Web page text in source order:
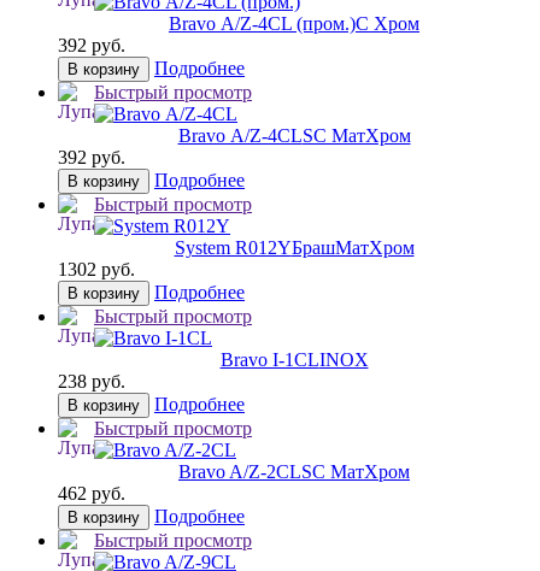
Bravo А/Z-4CL (пром.)C Хром
392 руб.
В корзину
Подробнее
Быстрый просмотр
Bravo А/Z-4CLSC МатХром
392 руб.
В корзину
Подробнее
Быстрый просмотр
System R012YБрашМатХром
1302 руб.
В корзину
Подробнее
Быстрый просмотр
Bravo I-1CLINOX
238 руб.
В корзину
Подробнее
Быстрый просмотр
Bravo A/Z-2CLSC МатХром
462 руб.
В корзину
Подробнее
Быстрый просмотр